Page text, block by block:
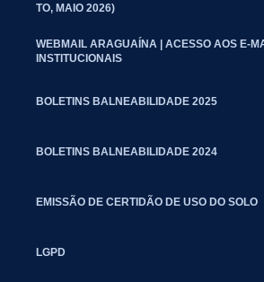
TO, MAIO 2026)
WEBMAIL ARAGUAÍNA | ACESSO AOS E-
INSTITUCIONAIS
BOLETINS BALNEABILIDADE 2025
BOLETINS BALNEABILIDADE 2024
EMISSÃO DE CERTIDÃO DE USO DO SOLO
LGPD